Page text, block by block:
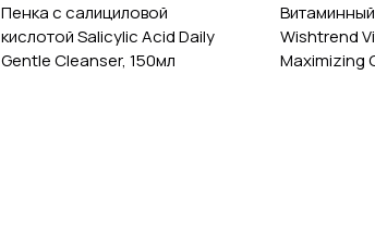
Пенка с салициловой
кислотой Salicylic Acid Daily
Gentle Cleanser, 150мл
Wishtrend
Maximizing